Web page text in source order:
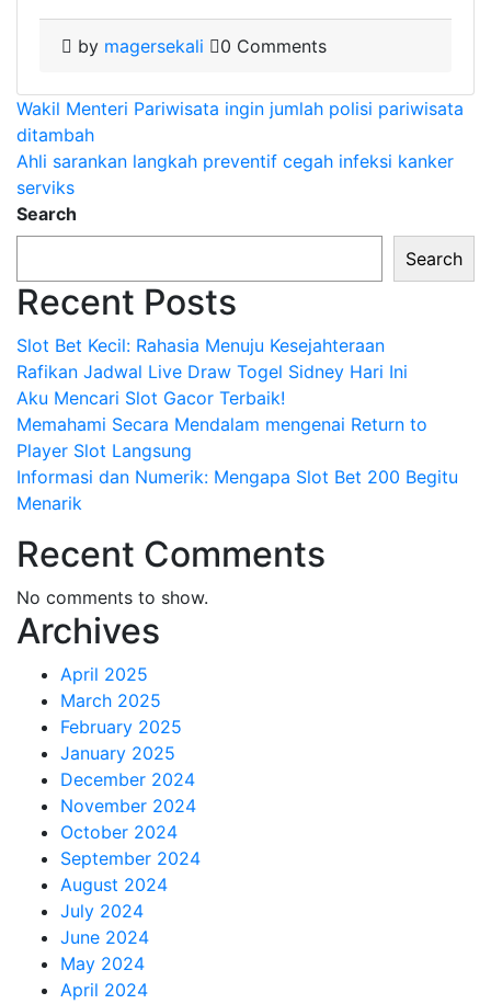
by magersekali 0 Comments
Post
navigation
Wakil Menteri Pariwisata ingin jumlah polisi pariwisata
ditambah
Ahli sarankan langkah preventif cegah infeksi kanker
serviks
Search
Search
Recent Posts
Slot Bet Kecil: Rahasia Menuju Kesejahteraan
Rafikan Jadwal Live Draw Togel Sidney Hari Ini
Aku Mencari Slot Gacor Terbaik!
Memahami Secara Mendalam mengenai Return to
Player Slot Langsung
Informasi dan Numerik: Mengapa Slot Bet 200 Begitu
Menarik
Recent Comments
No comments to show.
Archives
April 2025
March 2025
February 2025
January 2025
December 2024
November 2024
October 2024
September 2024
August 2024
July 2024
June 2024
May 2024
April 2024